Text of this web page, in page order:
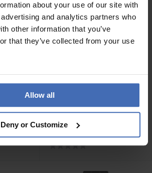
about your use of our site with
and analytics partners who
other information that you’ve
that they’ve collected from your use
Allow all
Deny or Customize
-
CHF 379.00
Zeppelin LZ 14 Marine -